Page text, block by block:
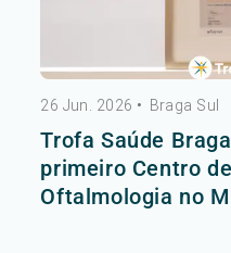
26 Jun. 2026 • Braga Sul
Trofa Saúde
primeiro Centro
Oftalmologia no